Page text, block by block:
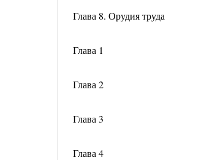
Глава 8. Орудия труда
Глава 1
Глава 2
Глава 3
Глава 4